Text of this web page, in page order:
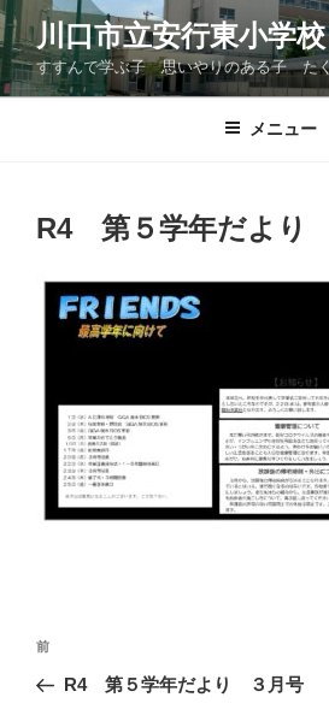
コ
ン
テ
ン
川口市立安行東小学校
すすんで学ぶ子 思いやりのある子 た
メニュー
R4 第５学年だより
投
ナ
前
の
前
R4 第５学年だより ３月号